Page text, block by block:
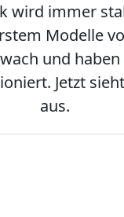
wird immer
Modelle
und
Jetzt
aus.